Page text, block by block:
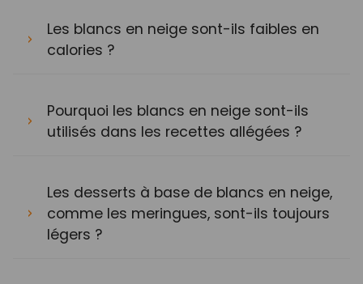
Les blancs en neige sont-ils faibles en
calories ?
Pourquoi les blancs en neige sont-ils
utilisés dans les recettes allégées ?
Les desserts à base de blancs en neige,
comme les meringues, sont-ils toujours
légers ?